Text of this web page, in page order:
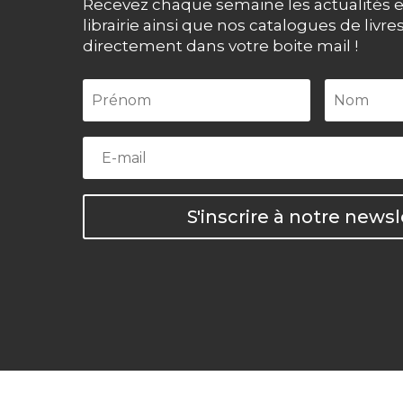
Recevez chaque semaine les actualités
librairie ainsi que nos catalogues de
directement dans votre boite mail !
S'inscrire à notre